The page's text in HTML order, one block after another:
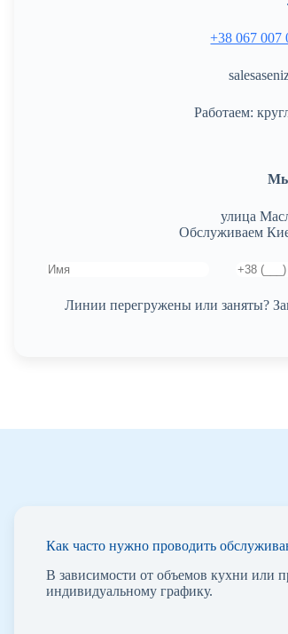
+38 067 007
Работаем:
Мы
улица
Обслуживаем
Линии перегружены или заняты?
Как часто нужно проводить
В зависимости от объемов кухни или
индивидуальному графику.